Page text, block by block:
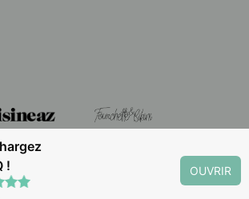
!
OUVRIR